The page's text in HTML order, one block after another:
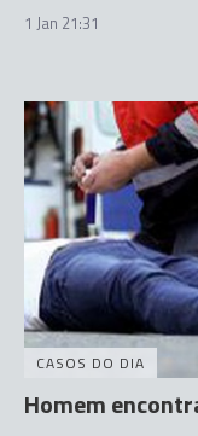
1 Jan 21:31
CASOS DO DIA
Homem